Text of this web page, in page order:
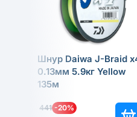
Шнур Daiwa J-Braid
0.13мм 5.9кг Yellow
135м
441 -20%